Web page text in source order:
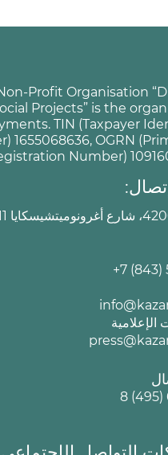
Profit Organisation
Projects” is the
TIN (Taxpayer
1655068636, OGRN
Number)
+7 (843)
الإعلامية
8 (495)